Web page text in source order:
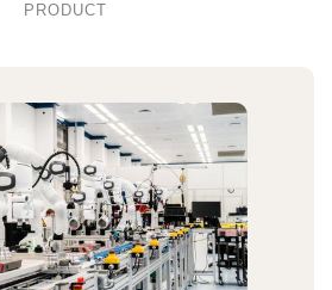
PRODUCT